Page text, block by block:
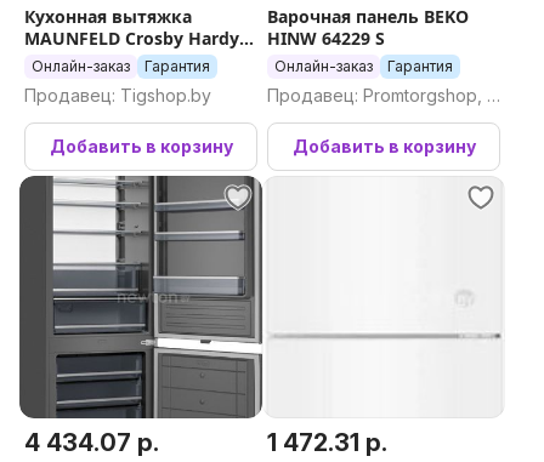
Кухонная вытяжка
MAUNFELD Crosby Hardy
1000Push (белый)
Онлайн-заказ Гарантия
Продавец: Tigshop.by
Добавить в корзину
Варочная панель BEKO
HINW 64229 S
Онлайн-заказ Гарантия
Продавец: Promtorgshop, П
ромторгшоп
Добавить в корзину
4 434.07 р. 1 472.31 р.